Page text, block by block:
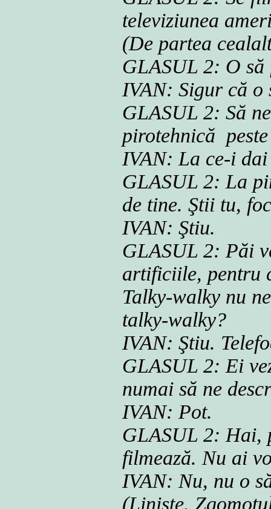
televiziunea
(De partea
GLASUL 2: O
IVAN: Sigur că
GLASUL 2: Să
pirotehnică
IVAN: La ce-i
GLASUL 2: La
de tine. Ştii tu,
IVAN: Ştiu.
GLASUL 2: Păi
artificiile, pentru
Talky-walky nu
talky-walky?
IVAN: Ştiu.
GLASUL 2: Ei
numai să ne
IVAN: Pot.
GLASUL 2: Hai,
filmează. Nu ai
IVAN: Nu, nu o
(Linişte.